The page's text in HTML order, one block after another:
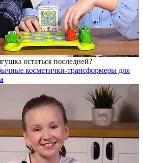
остаться последней?
косметички-трансформеры для